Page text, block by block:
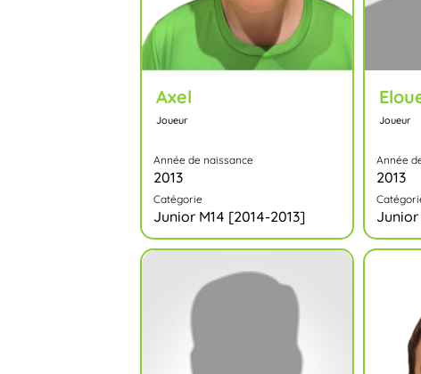
Axel
Joueur
Année de naissance
2013
Catégorie
Junior M14 [2014-2013]
Joueur
Année
2013
Junior